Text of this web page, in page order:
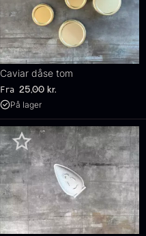
Caviar dåse tom
Fra 25,00 kr.
På lager